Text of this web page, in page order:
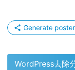
Generate poster
WordPress去除